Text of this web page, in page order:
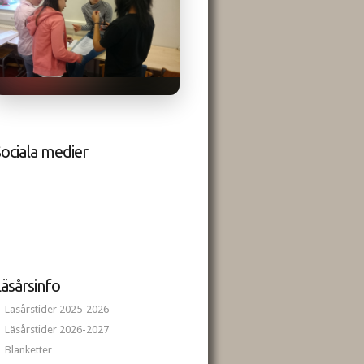
medier
Läsårstider 2025-2026
Läsårstider 2026-2027
Blanketter